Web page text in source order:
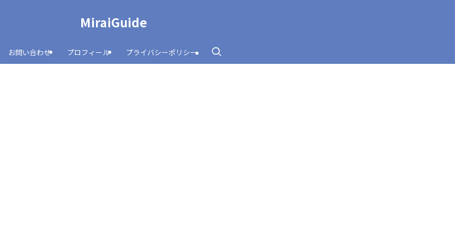
MiraiGuide
お問い合わせ プロフィール プライバシーポリシー